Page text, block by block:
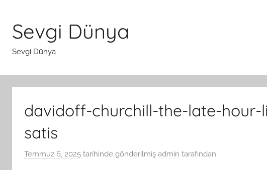
Sevgi Dünya
Sevgi Dünya
davidoff-churchill-the-late-
satis
Temmuz 6, 2025 tarihinde gönderilmiş admin tarafından